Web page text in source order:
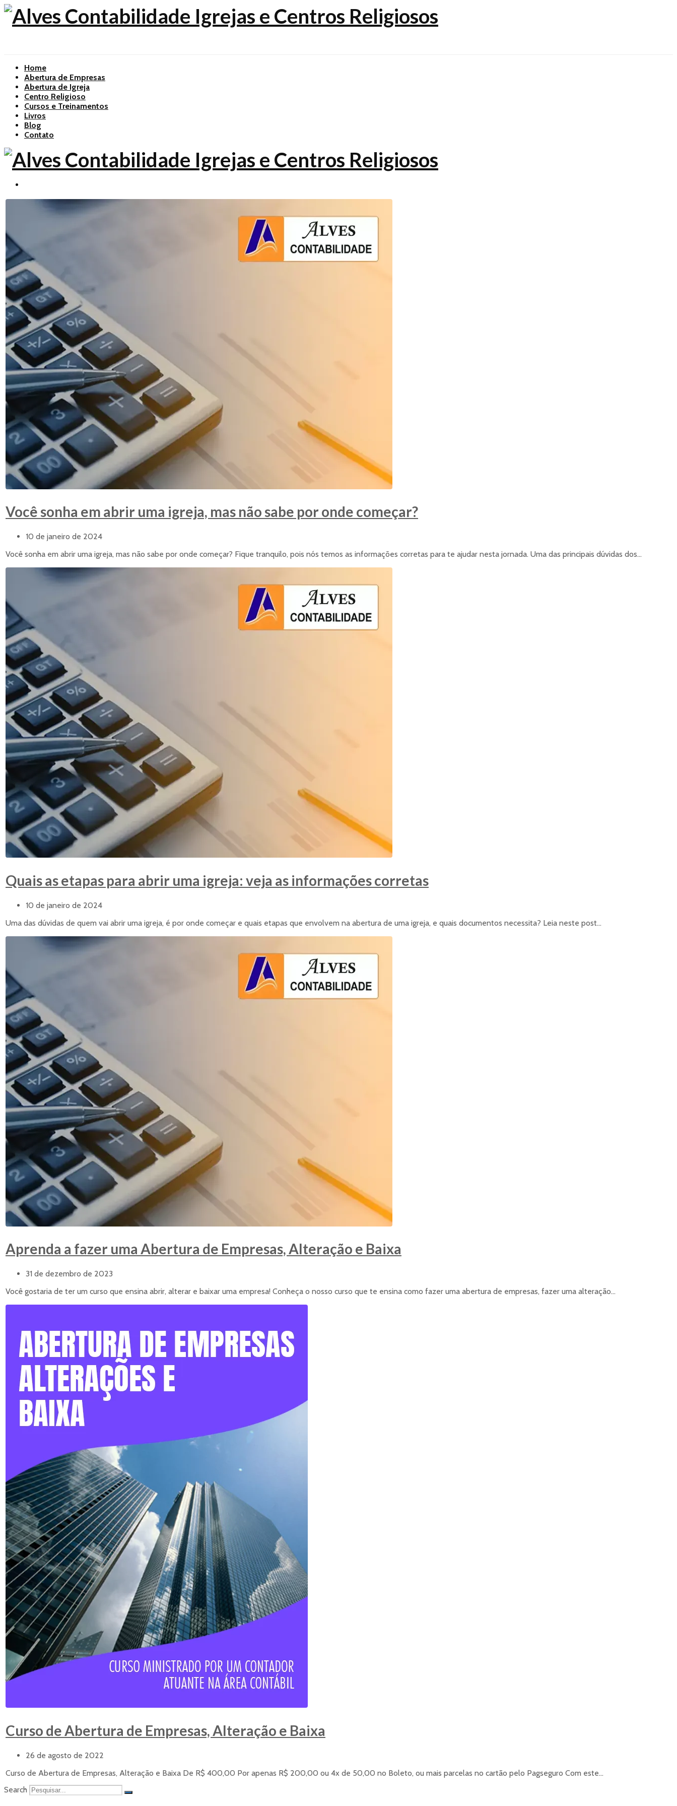
Home
Abertura de Empresas
Abertura de Igreja
Centro Religioso
Cursos e Treinamentos
Livros
Blog
Contato
Você sonha em abrir uma igreja, mas não sabe por onde começar?
10 de janeiro de 2024
Você sonha em abrir uma igreja, mas não sabe por onde começar? Fique tranquilo, pois nós temos as informações corretas para te ajudar nesta jornada. Uma das principais dúvidas dos...
Quais as etapas para abrir uma igreja: veja as informações corretas
10 de janeiro de 2024
Uma das dúvidas de quem vai abrir uma igreja, é por onde começar e quais etapas que envolvem na abertura de uma igreja, e quais documentos necessita? Leia neste post...
Aprenda a fazer uma Abertura de Empresas, Alteração e Baixa
31 de dezembro de 2023
Você gostaria de ter um curso que ensina abrir, alterar e baixar uma empresa! Conheça o nosso curso que te ensina como fazer uma abertura de empresas, fazer uma alteração...
Curso de Abertura de Empresas, Alteração e Baixa
26 de agosto de 2022
Curso de Abertura de Empresas, Alteração e Baixa De R$ 400,00 Por apenas R$ 200,00 ou 4x de 50,00 no Boleto, ou mais parcelas no cartão pelo Pagseguro Com este...
Search